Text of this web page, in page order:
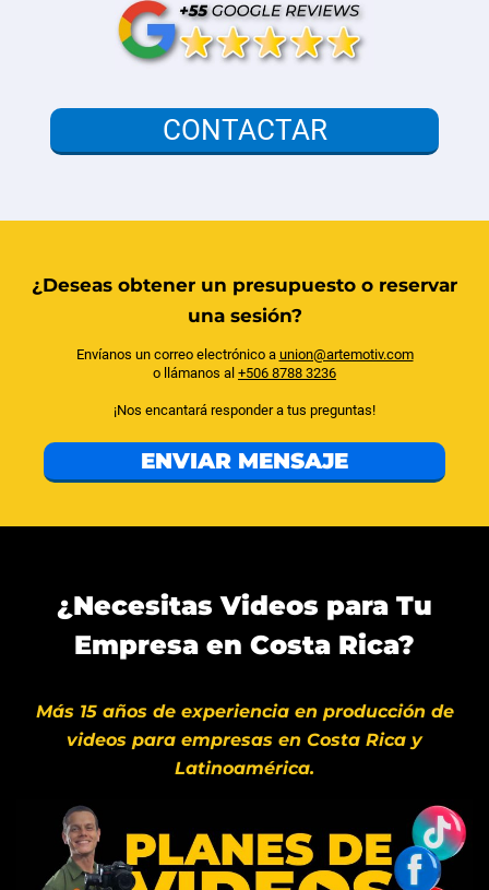
CONTACTAR
¿Deseas obtener un presupuesto o reservar
una sesión?
Envíanos un correo electrónico a union@artemotiv.com
o llámanos al +506 8788 3236
¡Nos encantará responder a tus preguntas!
ENVIAR MENSAJE
¿Necesitas Videos para Tu
Empresa en Costa Rica?
Más 15 años de experiencia en producción de
videos para empresas en Costa Rica y
Latinoamérica.